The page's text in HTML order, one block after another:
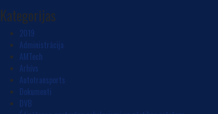
Kategorijas
2019
Administrācija
AMTech
Arhīvs
Autotransports
Dokumenti
DVB